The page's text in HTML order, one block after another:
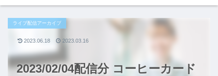
2023/02/04配信分 コーヒーカード
ライブ配信アーカイブ
2023.06.18 2023.03.16